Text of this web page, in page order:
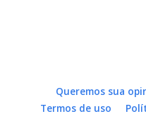
Queremos sua
Termos de uso